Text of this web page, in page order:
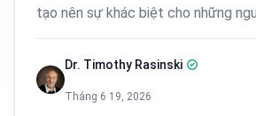
tạo nên sự khác biệt cho những
Dr. Timothy Rasinski
Tháng 6 19, 2026